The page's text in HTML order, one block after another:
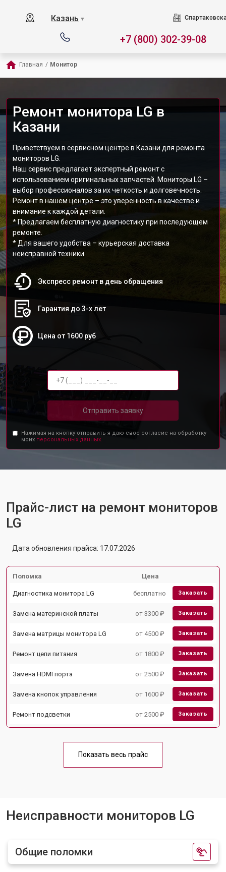
Казань ▼
+7 (800) 302-39-08
Главная / Монитор
Ремонт монитора LG в
Казани
Приветствуем в сервисном центре в Казани для ремонта
мониторов LG.
Наш сервис предлагает экспертный ремонт с
использованием оригинальных запчастей. Мониторы LG –
выбор профессионалов за их четкость и долговечность.
Ремонт в нашем центре – это уверенность в качестве и
внимание к каждой детали.
* Предлагаем бесплатную диагностику при последующем
ремонте.
* Для вашего удобства – курьерская доставка
неисправной техники.
Экспресс ремонт в день обращения
Гарантия до 3-х лет
Цена от 1600 руб
Отправить заявку
Нажимая на кнопку отправить я даю свое согласие на обработку
моих персональных данных.
Прайс-лист на ремонт мониторов
LG
Дата обновления прайса: 17.07.2026
Поломка Цена
Диагностика монитора LG бесплатно Заказать
Замена материнской платы от 3300 ₽ Заказать
Замена матрицы монитора LG от 4500 ₽ Заказать
Ремонт цепи питания от 1800 ₽ Заказать
Замена HDMI порта от 2500 ₽ Заказать
Замена кнопок управления от 1600 ₽ Заказать
Ремонт подсветки от 2500 ₽ Заказать
Показать весь прайс
Неисправности мониторов LG
Общие поломки